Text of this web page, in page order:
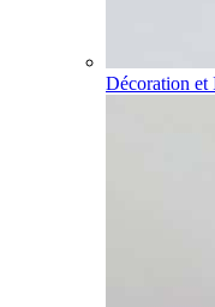
Décoration et